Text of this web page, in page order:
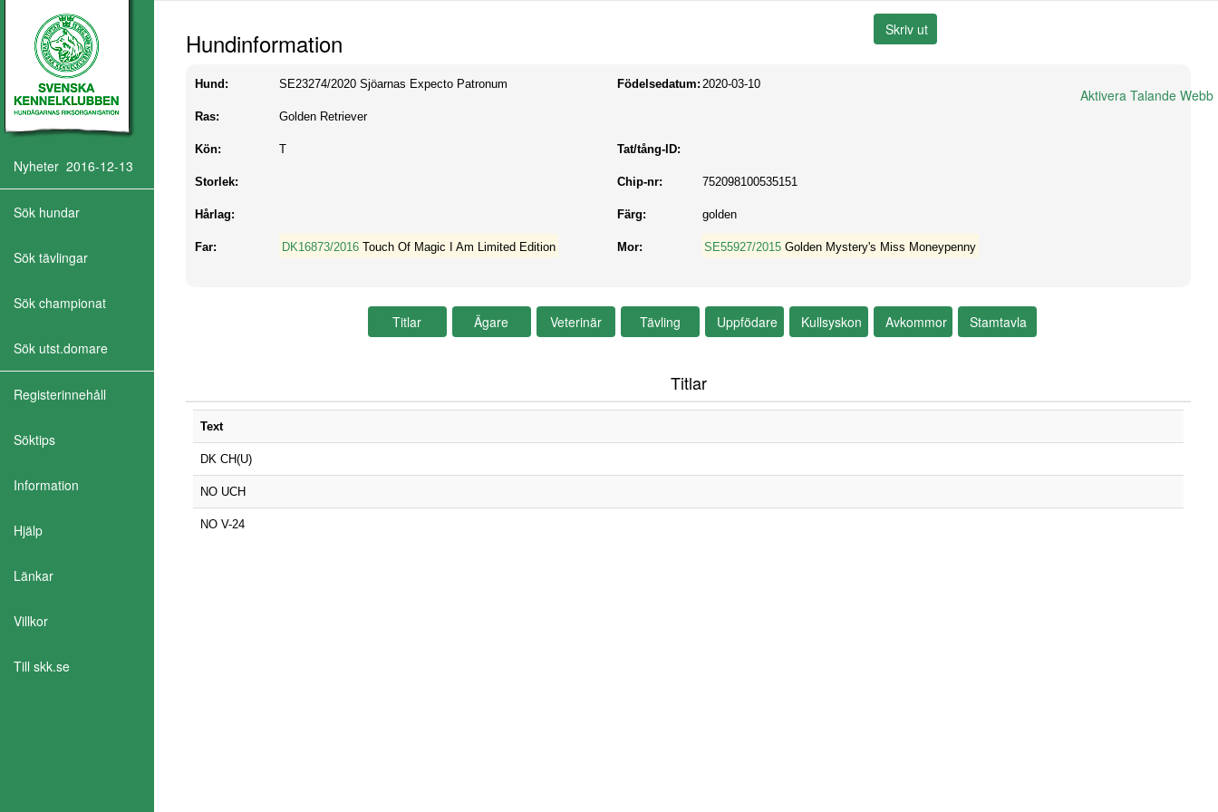
Aktivera Talande Webb
Nyheter 2016-12-13
Sök hundar
Sök tävlingar
Sök championat
Sök utst.domare
Registerinnehåll
Söktips
Information
Hjälp
Länkar
Villkor
Till skk.se
Hundinformation
Hund: SE23274/2020 Sjöarnas Expecto Patronum Födelsedatum: 2020-03-10
Ras: Golden Retriever
Kön: T Tat/tång-ID:
Storlek: Chip-nr: 752098100535151
Hårlag: Färg: golden
Far: DK16873/2016 Touch Of Magic I Am Limited Edition Mor: SE55927/2015 Golden Mystery's Miss Moneypenny
Titlar
Text
DK CH(U)
NO UCH
NO V-24
Aktivera Talande Webb